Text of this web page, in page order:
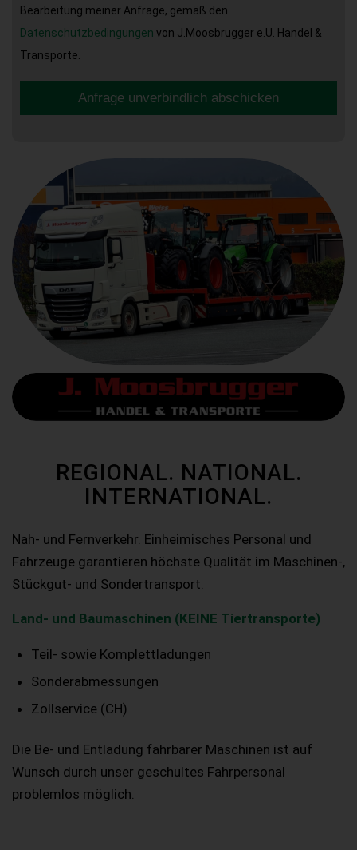
Bearbeitung meiner Anfrage, gemäß den
Datenschutzbedingungen von J.Moosbrugger e.U. Handel &
Transporte.
Anfrage unverbindlich abschicken
REGIONAL. NATIONAL.
INTERNATIONAL.
Nah- und Fernverkehr. Einheimisches Personal und
Fahrzeuge garantieren höchste Qualität im Maschinen-,
Stückgut- und Sondertransport.
Land- und Baumaschinen (KEINE Tiertransporte)
Teil- sowie Komplettladungen
Sonderabmessungen
Zollservice (CH)
Die Be- und Entladung fahrbarer Maschinen ist auf
Wunsch durch unser geschultes Fahrpersonal
problemlos möglich.